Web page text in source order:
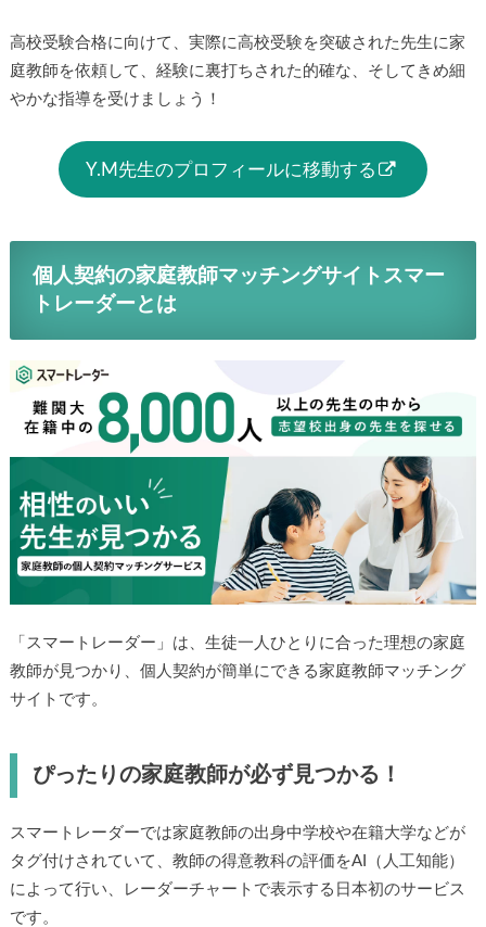
高校受験合格に向けて、実際に高校受験を突破された先生に家
庭教師を依頼して、経験に裏打ちされた的確な、そしてきめ細
やかな指導を受けましょう！
Y.M先生のプロフィールに移動する
個人契約の家庭教師マッチングサイトスマー
トレーダーとは
「スマートレーダー」は、生徒一人ひとりに合った理想の家庭
教師が見つかり、個人契約が簡単にできる家庭教師マッチング
サイトです。
ぴったりの家庭教師が必ず見つかる！
スマートレーダーでは家庭教師の出身中学校や在籍大学などが
タグ付けされていて、教師の得意教科の評価をAI（人工知能）
によって行い、レーダーチャートで表示する日本初のサービス
です。